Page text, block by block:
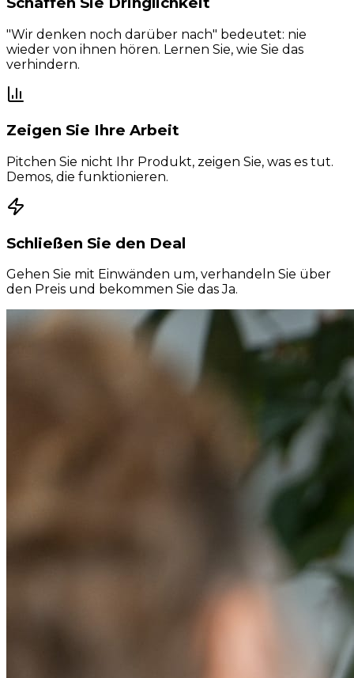
"Wir denken noch darüber nach" bedeutet: nie
wieder von ihnen hören. Lernen Sie, wie Sie das
verhindern.
Zeigen Sie Ihre Arbeit
Pitchen Sie nicht Ihr Produkt, zeigen Sie, was es tut.
Demos, die funktionieren.
Schließen Sie den Deal
Gehen Sie mit Einwänden um, verhandeln Sie über
den Preis und bekommen Sie das Ja.